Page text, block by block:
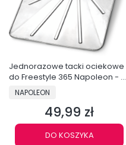
Jednorazowe tacki ociekowe
do Freestyle 365 Napoleon - 3
sztuki - 62026
PRODUCENT
NAPOLEON
Cena
49,99 zł
DO KOSZYKA